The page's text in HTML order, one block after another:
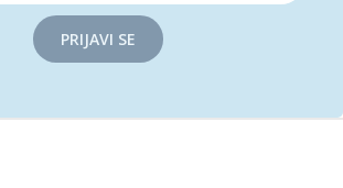
PRIJAVI SE